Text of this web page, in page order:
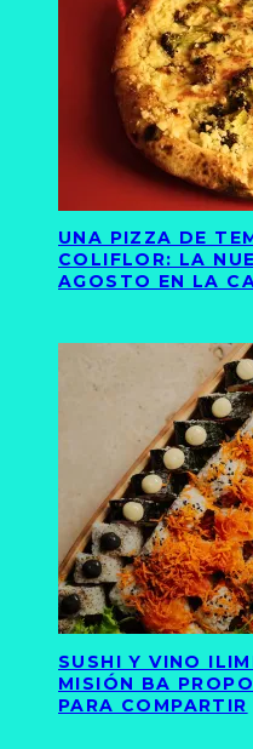
UNA PIZZA DE
COLIFLOR: LA
AGOSTO EN LA
SUSHI Y VINO
MISIÓN BA
PARA COMPARTIR